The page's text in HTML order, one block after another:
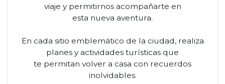
viaje y permitirnos acompañarte en
esta nueva aventura.
En cada sitio emblemático de la ciudad, realiza
planes y actividades turísticas que
te permitan volver a casa con recuerdos
inolvidables.